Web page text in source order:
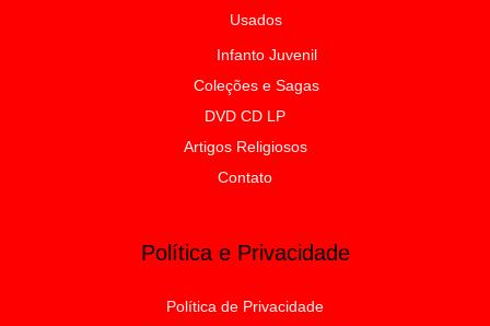
Usados
Infanto Juvenil
Coleções e Sagas
DVD CD LP
Artigos Religiosos
Contato
Política e Privacidade
Política de Privacidade